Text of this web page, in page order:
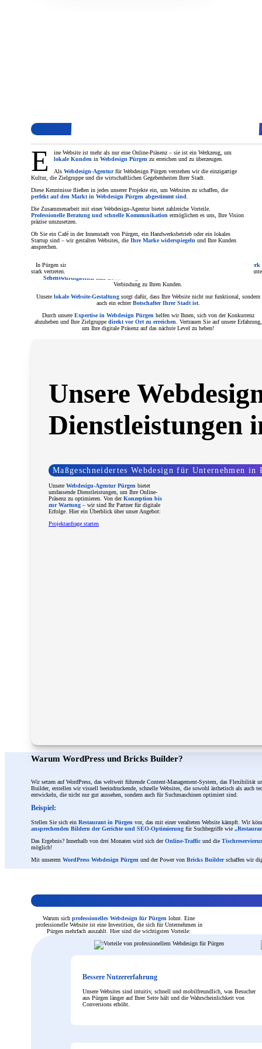
E
ine Website ist mehr als nur eine Online-Präsenz – sie ist ein Werkzeug, um
lokale Kunden in Webdesign Pürgen zu erreichen und zu überzeugen.
Als Webdesign-Agenturfür Webdesign Pürgen verstehen wir die einzigartige
Kultur, die Zielgruppe und die wirtschaftlichen Gegebenheiten Ihrer Stadt.
Diese Kenntnisse fließen in jedes unserer Projekte ein, um Websites zu schaffen, die
perfekt auf den Markt in Webdesign Pürgen abgestimmt sind
Die Zusammenarbeit mit einer Webdesign-Agentur bietet zahlreiche Vorteile.
Professionelle Beratung und schnelle Kommunikation ermöglichen es uns, Ihre Vision
präzise umzusetzen.
Ob Sie ein Café in der Innenstadt von Pürgen, ein Handwerksbetrieb oder ein lokales
Startup sind – wir gestalten Websites, die Ihre Marke widerspiegeln und Ihre Kunden
ansprechen.
In Pürgen sind Branchen wie
Gastronomie, Einzelhandel, Dienstleistungen und Handwerk
stark vertreten. Eine
– etwa Bildern von
Sehenswürdigkeiten oder
Verbindung zu Ihren Kunden.
Unsere lokale Website-Gestaltungsorgt dafür, dass Ihre Website nicht nur funktional, sondern
auch ein echterBotschafter Ihrer Stadt ist.
Durch unsere Expertise in Webdesign Pürgen helfen wir Ihnen, sich von der Konkurrenz
abzuheben und Ihre Zielgruppe direkt vor Ort zu erreichen . Vertrauen Sie auf unsere Erfahrung,
um Ihre digitale Präsenz auf das nächste Level zu heben!
Unsere
Dienstleistungen
Maßgeschneidertes Webdesign für Unternehmen in
Unsere Webdesign-Agentur Pürgen bietet
umfassende Dienstleistungen, um Ihre Online-
Präsenz zu optimieren. Von derKonzeption bis
zur Wartung – wir sind Ihr Partner für digitale
Erfolge. Hier ein Überblick über unser Angebot:
Projektanfrage starten
Warum WordPress und Bricks Builder?
Wir setzen auf WordPress, das weltweit führende Content-Management-System, das
Builder, erstellen wir visuell beeindruckende, schnelle Websites, die sowohl ästhetisch als auch
entwickeln, die nicht nur gut aussehen, sondern auch für Suchmaschinen optimiert sind.
Beispiel:
Stellen Sie sich ein Restaurant in Pürgen vor, das mit einer veralteten Website kämpft. Wir
ansprechenden Bildern der Gerichte und SEO-Optimierung für Suchbegriffe wie
Das Ergebnis? Innerhalb von drei Monaten wird sich derOnline-Traffic und die
möglich!
Mit unserem WordPress Webdesign Pürgen und der Power von Bricks Builderschaffen wir
Warum sich professionelles Webdesign für Pürgen lohnt. Eine
professionelle Website ist eine Investition, die sich für Unternehmen in
Pürgen mehrfach auszahlt. Hier sind die wichtigsten Vorteile:
Bessere Nutzererfahrung
Unsere Websites sind intuitiv, schnell und mobilfreundlich, was Besucher
aus Pürgen länger auf Ihrer Seite hält und die Wahrscheinlichkeit von
Conversions erhöht.